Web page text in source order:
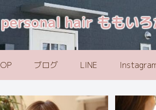
personal hair ももいろ
ブログ LINE